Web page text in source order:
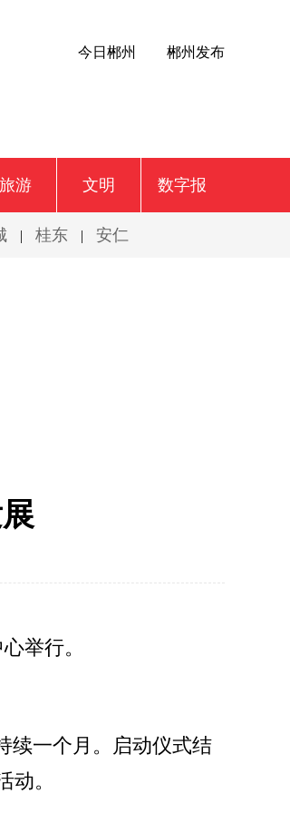
今日郴州 郴州发布
旅游 文明 数字报
| 桂东 | 安仁
举行。
续一个月。启动仪式结
。